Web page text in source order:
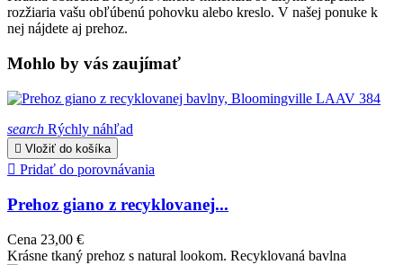
rozžiaria vašu obľúbenú pohovku alebo kreslo. V našej ponuke k
nej nájdete aj prehoz.
Mohlo by vás zaujímať
search Rýchly náhľad
 Vložiť do košíka
 Pridať do porovnávania
Prehoz giano z recyklovanej...
Cena 23,00 €
Krásne tkaný prehoz s natural lookom. Recyklovaná bavlna